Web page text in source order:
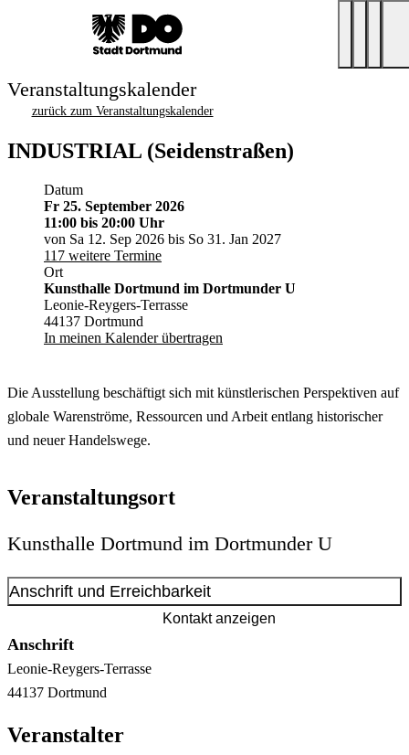
Veranstaltungskalender
zurück zum Veranstaltungskalender
INDUSTRIAL (Seidenstraßen)
Datum
Fr 25. September 2026
11:00 bis 20:00 Uhr
von Sa 12. Sep 2026 bis So 31. Jan 2027
117 weitere Termine
Ort
Kunsthalle Dortmund im Dortmunder U
Leonie-Reygers-Terrasse
44137 Dortmund
In meinen Kalender übertragen
Die Ausstellung beschäftigt sich mit künstlerischen Perspektiven auf
globale Warenströme, Ressourcen und Arbeit entlang historischer
und neuer Handelswege.
Veranstaltungsort
Kunsthalle Dortmund im Dortmunder U
Anschrift und Erreichbarkeit
Kontakt anzeigen
Anschrift
Leonie-Reygers-Terrasse
44137 Dortmund
Veranstalter